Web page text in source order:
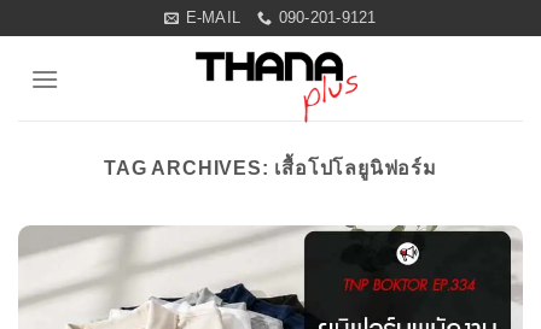
content
E-MAIL 090-201-9121
TAG ARCHIVES: เสื้อโปโลยูนิฟอร์ม